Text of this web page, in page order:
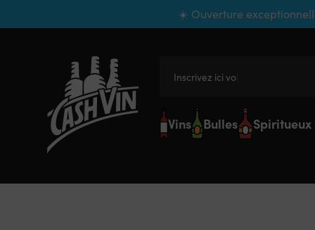
☀️ Ouverture
Inscrivez ici votre r
Vins Bulles Spiritueux